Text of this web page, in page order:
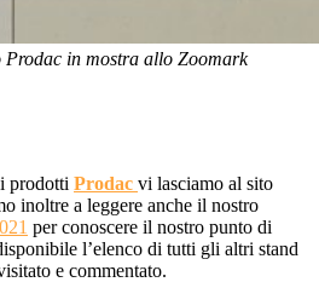
in mostra allo Zoomark
prodotti Prodac vi lasciamo al sito
inoltre a leggere anche il nostro
per conoscere il nostro punto di
l’elenco di tutti gli altri stand
e commentato.